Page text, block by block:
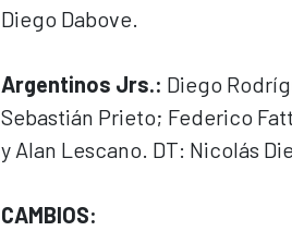
Diego Dabove.
Argentinos Jrs.: Diego
Sebastián Prieto; Federico
y Alan Lescano. DT: Nicolás
CAMBIOS: